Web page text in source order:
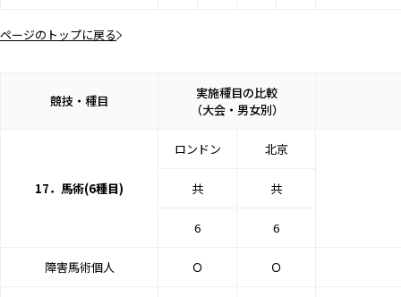
ページのトップに戻る
競技・種目
実施種目の比較
（大会・男女別）
17．馬術(6種目)
ロンドン 北京
共 共
6 6
障害馬術個人 Ｏ Ｏ